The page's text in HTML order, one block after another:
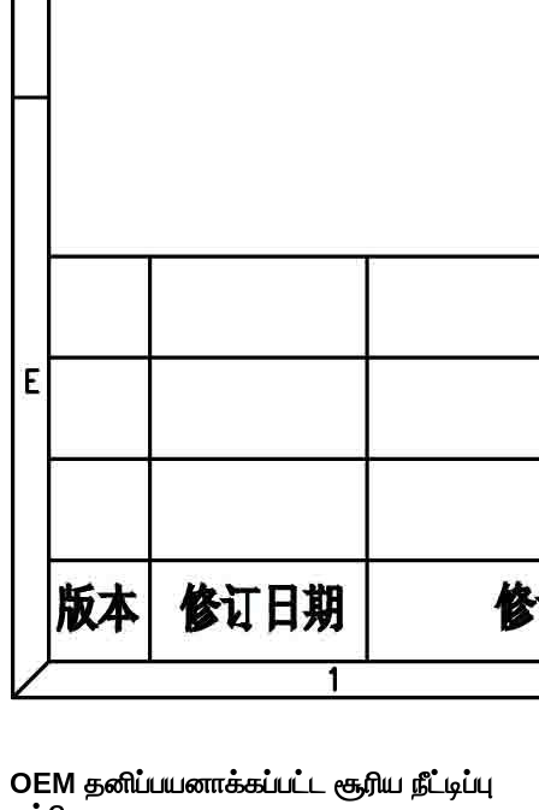
OEM தனிப்பயனாக்கப்பட்ட சூரிய நீட்டிப்பு